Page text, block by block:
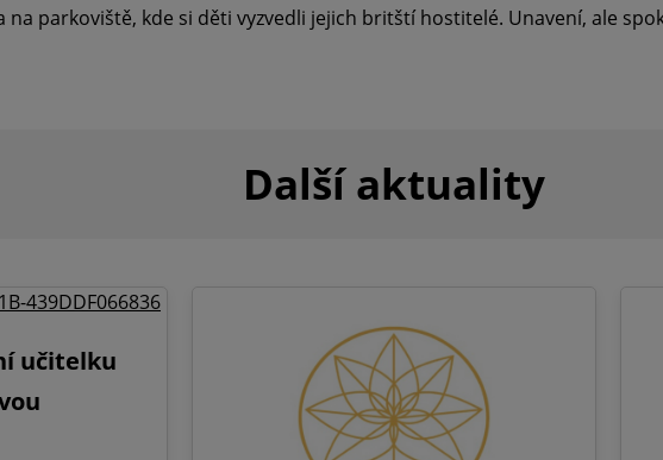
na parkoviště, kde si děti vyzvedli jejich britští hostitelé. Unavení, ale
Další aktuality
učitelku